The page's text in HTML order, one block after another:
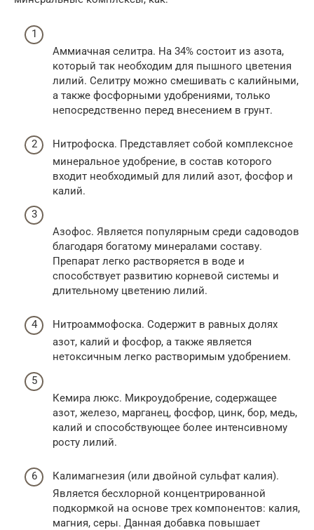
Аммиачная селитра. На 34% состоит из азота,
который так необходим для пышного цветения
лилий. Селитру можно смешивать с калийными,
а также фосфорными удобрениями, только
непосредственно перед внесением в грунт.
Нитрофоска. Представляет собой комплексное
минеральное удобрение, в состав которого
входит необходимый для лилий азот, фосфор и
калий.
Азофос. Является популярным среди садоводов
благодаря богатому минералами составу.
Препарат легко растворяется в воде и
способствует развитию корневой системы и
длительному цветению лилий.
Нитроаммофоска. Содержит в равных долях
азот, калий и фосфор, а также является
нетоксичным легко растворимым удобрением.
Кемира люкс. Микроудобрение, содержащее
азот, железо, марганец, фосфор, цинк, бор, медь,
калий и способствующее более интенсивному
росту лилий.
Калимагнезия (или двойной сульфат калия).
Является бесхлорной концентрированной
подкормкой на основе трех компонентов: калия,
магния, серы. Данная добавка повышает